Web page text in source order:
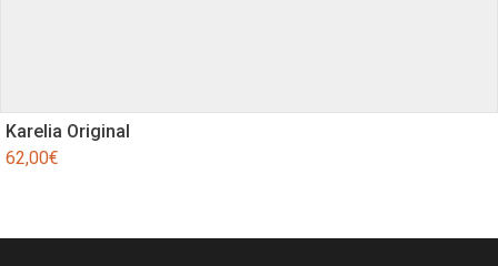
Karelia Original
62,00€